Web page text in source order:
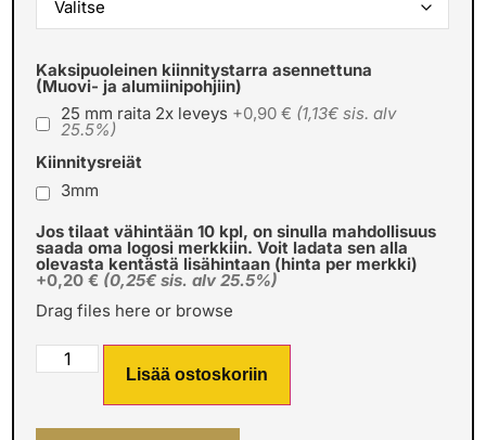
Kaksipuoleinen kiinnitystarra asennettuna
(Muovi- ja alumiinipohjiin)
25 mm raita 2x leveys +0,90 € (1,13€ sis. alv
25.5%)
Kiinnitysreiät
3mm
Jos tilaat vähintään 10 kpl, on sinulla mahdollisuus
saada oma logosi merkkiin. Voit ladata sen alla
olevasta kentästä lisähintaan (hinta per merkki)
+0,20 € (0,25€ sis. alv 25.5%)
Drag files here or browse
Lisää ostoskoriin